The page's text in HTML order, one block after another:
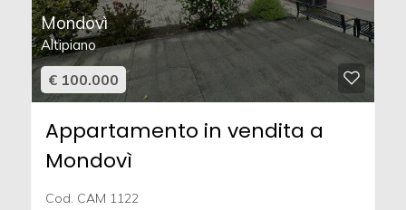
Mondovì
Altipiano
€ 100.000
Appartamento in vendita a
Mondovì
Cod. CAM 1122